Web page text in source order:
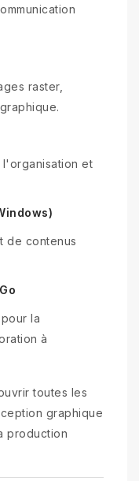
raster,
et
de contenus
la
à
toutes les
graphique
production